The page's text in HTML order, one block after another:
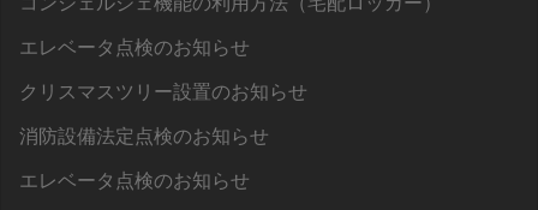
エレベータ点検のお知らせ
クリスマスツリー設置のお知らせ
消防設備法定点検のお知らせ
エレベータ点検のお知らせ